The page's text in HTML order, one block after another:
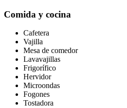
Comida y cocina
Cafetera
Vajilla
Mesa de comedor
Lavavajillas
Frigorífico
Hervidor
Microondas
Fogones
Tostadora